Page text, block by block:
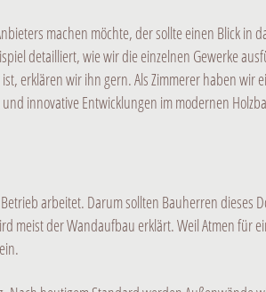
machen möchte, der sollte einen Blick in
detailliert, wie wir die einzelnen Gewerke
erklären wir ihn gern. Als Zimmerer haben wir
innovative Entwicklungen im modernen
arbeitet. Darum sollten Bauherren dieses
meist der Wandaufbau erklärt. Weil Atmen für